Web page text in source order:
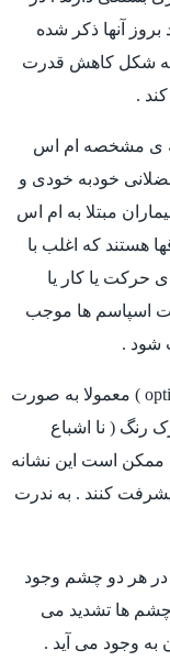
آنها ذکر شده
شکل کاهش قدرت
.
ی مشخصه ام اس
خودبه خودی و
از حرکت ، همراه است . بیش از ٪ ۳۰ بیماران مبتلا به ام اس
هستند که اغلب با
حرکت یا کار یا
اسپاسم ها موجب
شود .
التهاب عصب بینایی ( توریت اپتیک ، optic neuritis ) معمولا به صورت
رنگ ( نا اشباع
ممکن است این نشانه
کنند . به ندرت
در هر دو چشم وجود
ها تشدید می
به وجود می آید .